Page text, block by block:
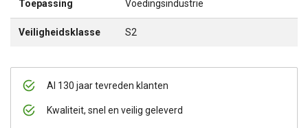
Al 130 jaar tevreden klanten
Kwaliteit, snel en veilig geleverd
Toepassing Voedingsindustrie
Veiligheidsklasse S2